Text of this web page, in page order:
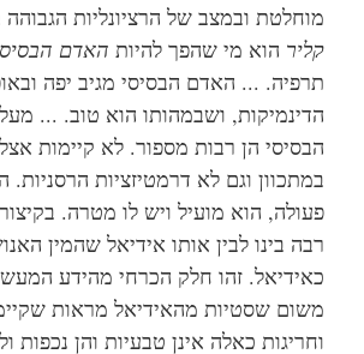
מוחלטת ובמצב של הרציונליות הגבוהה
קלירהוא מי שהפך להיותהאדם הבסיסי
תרפיה. ... האדם הבסיסי מגיב יפה ובאופן
הדינמיקות, ושבמהותו הוא טוב. ...
הבסיסי הן רבות מספור. לא קיימות אצלו
במתכוון וגם לא דרמטיזציות הרסניות.
פעולה, הוא מועיל ויש לו מטרה. בקיצור,
רבה בינו לבין אותו אידיאל שהמין האנושי
כאידיאל. זהו חלק הכרחי מהידע המעשי
משום שסטיות מהאידיאל מראות שקיימת
וחריגות כאלה אינן טבעיות והן נכפות ולא